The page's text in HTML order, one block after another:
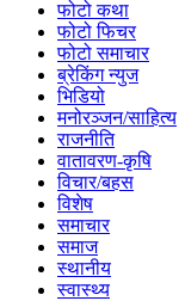
फोटो कथा
फोटो फिचर
फोटो समाचार
ब्रेकिंग न्युज
भिडियो
मनोरञ्जन/साहित्य
राजनीति
वातावरण-कृषि
विचार/बहस
विशेष
समाचार
समाज
स्थानीय
स्वास्थ्य